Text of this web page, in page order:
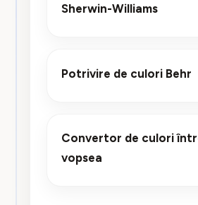
Sherwin-Williams
Potrivire de culori Behr
Convertor de culori
vopsea